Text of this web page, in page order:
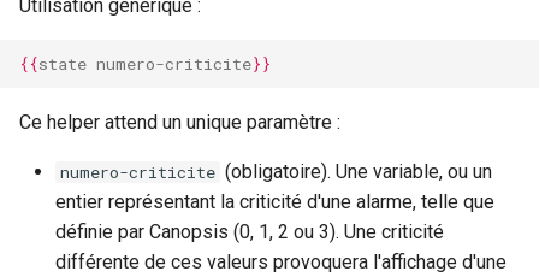
Utilisation générique :
{{state numero-criticite}}
Ce helper attend un unique paramètre :
numero-criticite (obligatoire). Une variable, ou un
entier représentant la criticité d'une alarme, telle que
définie par Canopsis (0, 1, 2 ou 3). Une criticité
différente de ces valeurs provoquera l'affichage d'une